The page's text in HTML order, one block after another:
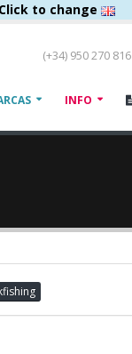
to change
(+34) 950 270 816
INFO